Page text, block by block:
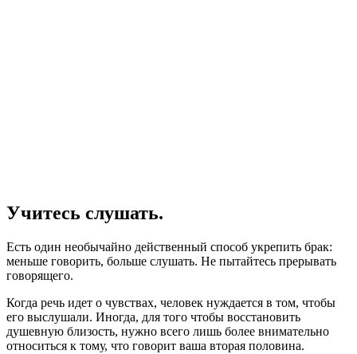
Учитесь слушать.
Есть один необычайно действенный способ укрепить брак:
меньше говорить, больше слушать. Не пытайтесь прерывать
говорящего.
Когда речь идет о чувствах, человек нуждается в том, чтобы
его выслушали. Иногда, для того чтобы восстановить
душевную близость, нужно всего лишь более внимательно
относиться к тому, что говорит ваша вторая половина.